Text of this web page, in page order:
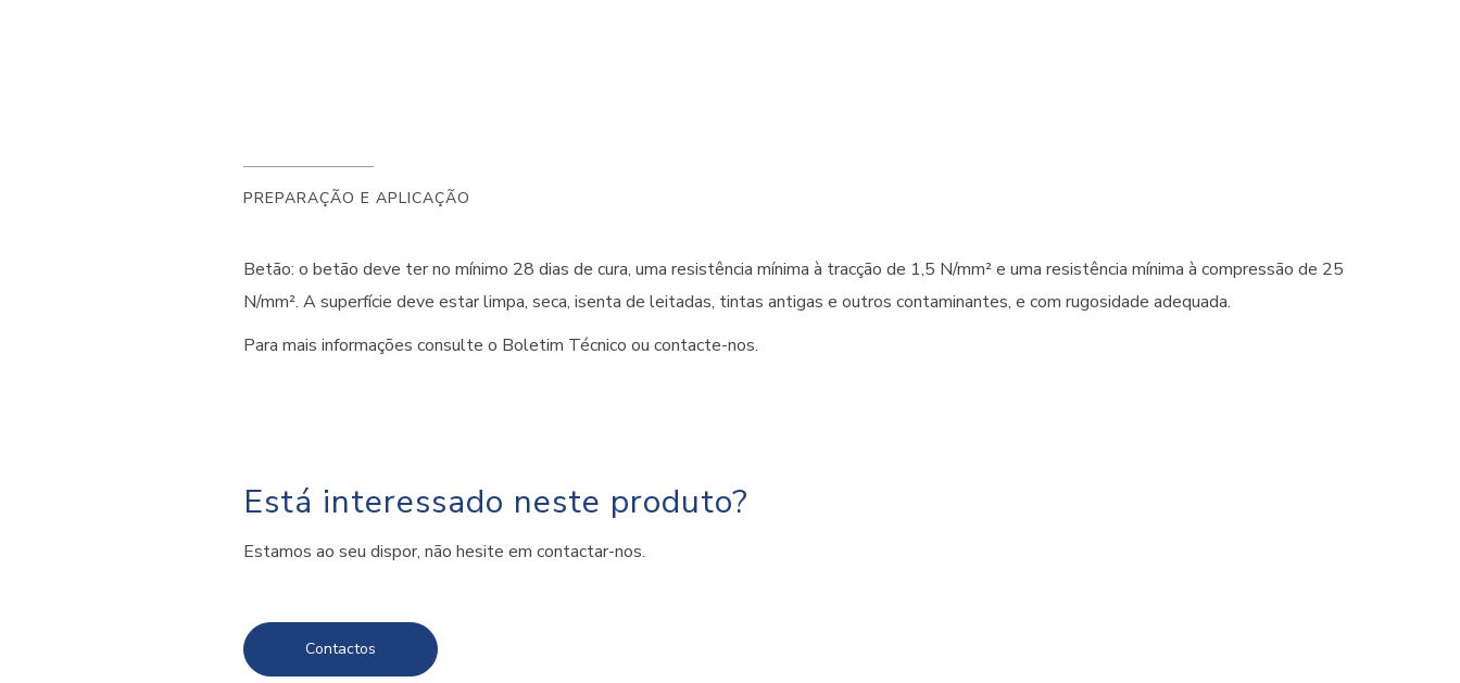
PREPARAÇÃO E APLICAÇÃO
Betão: o betão deve ter no mínimo 28 dias de cura, uma resistência mínima à tracção de 1,5 N/mm² e uma resistência mínima à compressão de 25
N/mm². A superfície deve estar limpa, seca, isenta de leitadas, tintas antigas e outros contaminantes, e com rugosidade adequada.
Para mais informações consulte o Boletim Técnico ou contacte-nos.
Está interessado neste produto?
Estamos ao seu dispor, não hesite em contactar-nos.
Contactos